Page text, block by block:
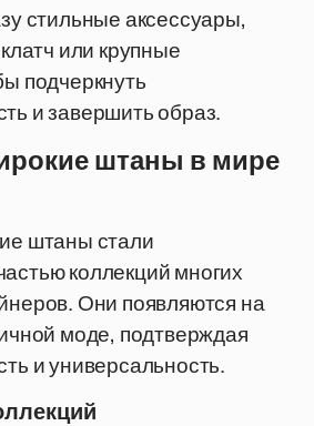
стильные аксессуары,
или крупные
подчеркнуть
и завершить образ.
штаны в мире
штаны стали
коллекций многих
Они появляются на
моде, подтверждая
и универсальность.